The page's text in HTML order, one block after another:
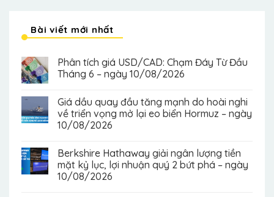
Bài viết mới nhất
Phân tích giá USD/CAD: Chạm Đáy Từ Đầu
Tháng 6 – ngày 10/08/2026
Giá dầu quay đầu tăng mạnh do hoài nghi
về triển vọng mở lại eo biển Hormuz – ngày
10/08/2026
Berkshire Hathaway giải ngân lượng tiền
mặt kỷ lục, lợi nhuận quý 2 bứt phá – ngày
10/08/2026